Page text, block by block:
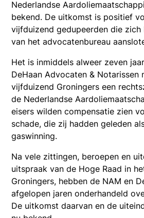
Nederlandse
bekend. De uitkomst is positief
vijfduizend gedupeerden die zich
van het advocatenbureau
Het is inmiddels alweer zeven
DeHaan Advocaten & Notarissen
vijfduizend Groningers een
de Nederlandse
eisers wilden compensatie zien
schade, die zij hadden geleden
gaswinning.
Na vele zittingen, beroepen en
uitspraak van de Hoge Raad in
Groningers, hebben de NAM en
afgelopen jaren onderhandeld
De uitkomst daarvan en de